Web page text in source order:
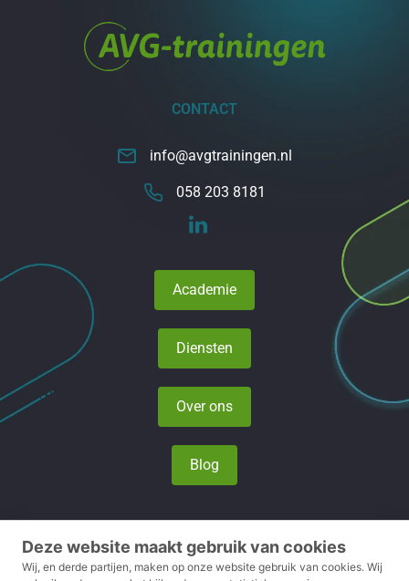
Deze website maakt gebruik van cookies
Wij, en derde partijen, maken op onze website gebruik van cookies. Wij
CONTACT
058 203 8181
info@avgtrainingen.nl
Academie
Diensten
Over ons
Blog
Privacy- en cookieverklaring